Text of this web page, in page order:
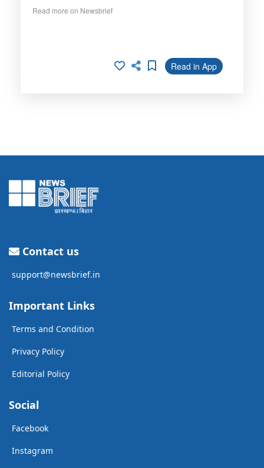
Read more on Newsbrief
Read in App
Contact us
support@newsbrief.in
Important Links
Terms and Condition
Privacy Policy
Editorial Policy
Social
Facebook
Instagram